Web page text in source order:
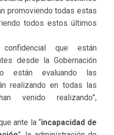
promoviendo todas estas
todos estos últimos
confidencial que están
desde la Gobernación
están evaluando las
realizando en todas las
venido realizando”,
ante la “incapacidad de